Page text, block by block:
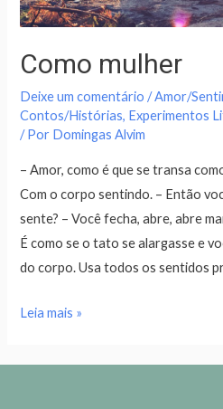
Como mulher
Deixe um comentário /Amor/
Contos/Histórias, Experimentos
/ Por Domingas Alvim
– Amor, como é que se transa
Com o corpo sentindo. – Então
sente? – Você fecha, abre, abre
É como se o tato se alargasse e
do corpo. Usa todos os sentidos
Leia mais »